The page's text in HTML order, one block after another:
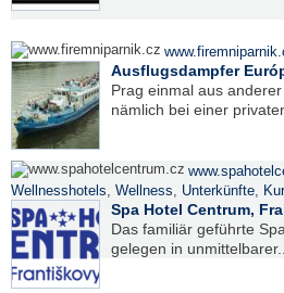
Ausflugsdampfer
Prag einmal aus
nämlich bei einer
Wellnesshotels, Wellness, Unterkünfte,
Spa Hotel Centrum,
Das familiär geführte
gelegen in